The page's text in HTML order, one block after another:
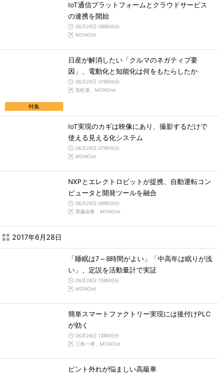
IoT通信プラットフォームとクラウドサービス
の連携を開始
06月29日 08時00分
MONOist
特集
日産が解消したい「クルマのネガティブ要
因」、電動化と知能化は何をもたらしたか
06月29日 07時00分
長町基，MONOist
IoT実現のカギは映像にあり、撮影するだけで
使える見える化システム
06月29日 07時00分
MONOist
NXPとエレクトロビットが提携、自動運転コン
ピュータと開発ツールを融合
06月29日 06時00分
齊藤由希，MONOist
2017年6月28日
「睡眠は7～8時間がよい」「中高年は眠りが浅
い」、定説を活動量計で実証
06月28日 15時00分
MONOist
簡単スマートファクトリー実現には後付けPLC
が効く
06月28日 13時00分
三島一孝，MONOist
ピント外れが悩ましい高級車